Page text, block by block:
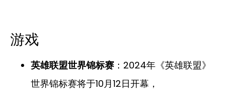
游戏
英雄联盟世界锦标赛 ：2024年《英雄联盟》
世界锦标赛将于10月12日开幕，